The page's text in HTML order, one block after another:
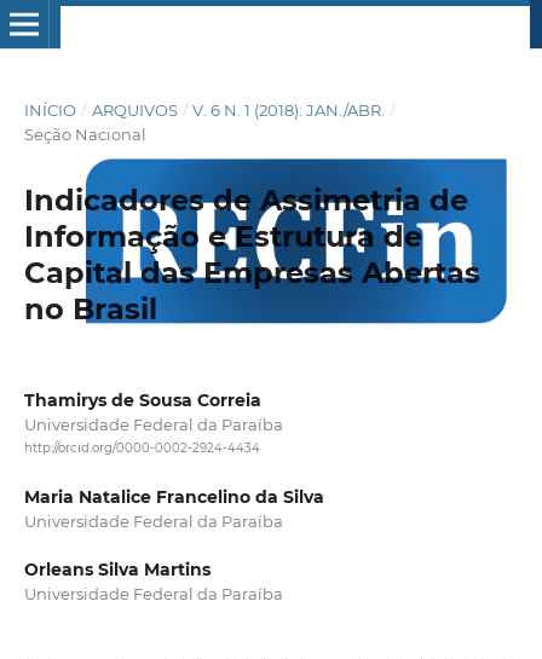
INÍCIO / ARQUIVOS / V. 6 N. 1 (2018): JAN./ABR. /
Seção Nacional
Indicadores de Assimetria de
Informação e Estrutura de
Capital das Empresas Abertas
no Brasil
Thamirys de Sousa Correia
Universidade Federal da Paraíba
http://orcid.org/0000-0002-2924-4434
Maria Natalice Francelino da Silva
Universidade Federal da Paraíba
Orleans Silva Martins
Universidade Federal da Paraíba